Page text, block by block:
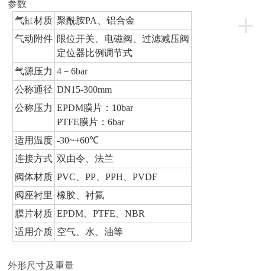
参数
+
气缸材质 聚酰胺PA、铝合金
气动附件 限位开关、电磁阀、过滤减压阀
定位器比例调节式
气源压力 4－6bar
公称通径 DN15-300mm
公称压力 EPDM膜片：10bar
PTFE膜片：6bar
适用温度 -30~+60℃
连接方式 双由令、法兰
阀体材质 PVC、PP、PPH、PVDF
阀座衬里 橡胶、衬氟
膜片材质 EPDM、PTFE、NBR
适用介质 空气、水、油等
外形尺寸及重量